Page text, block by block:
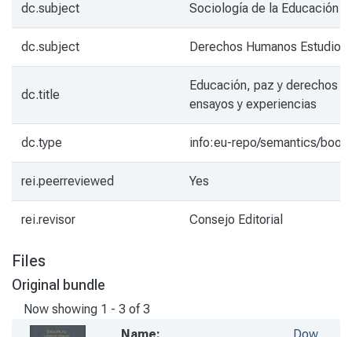
dc.subject Sociología de la Educación
dc.subject Derechos Humanos Estudio
dc.title
Educación, paz y derechos
ensayos y experiencias
dc.type info:eu-repo/semantics/book
rei.peerreviewed Yes
rei.revisor Consejo Editorial
Files
Original bundle
Now showing 1 - 3 of 3